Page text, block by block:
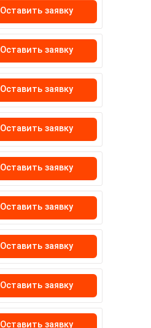
Оставить заявку
Оставить заявку
Оставить заявку
Оставить заявку
Оставить заявку
Оставить заявку
Оставить заявку
Оставить заявку
Оставить заявку